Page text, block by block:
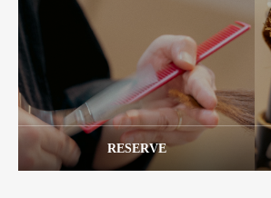
RESERVE